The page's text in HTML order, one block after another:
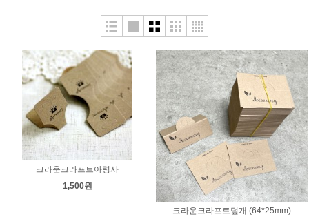
크라운크라프트아령사
1,500원
크라운크라프트덮개 (64*25mm)